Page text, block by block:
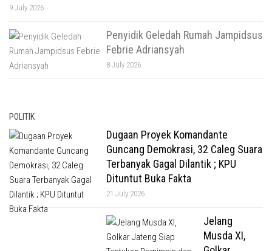
9 July 2026
Penyidik Geledah Rumah Jampidsus
Febrie Adriansyah
8 July 2026
POLITIK
Dugaan Proyek Komandante
Guncang Demokrasi, 32 Caleg Suara
Terbanyak Gagal Dilantik ; KPU
Dituntut Buka Fakta
21 July 2026
Jelang
Musda XI,